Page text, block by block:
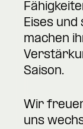
Eises
machen
Saison.
Wir
uns